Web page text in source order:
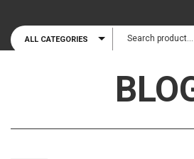
ALL CATEGORIES